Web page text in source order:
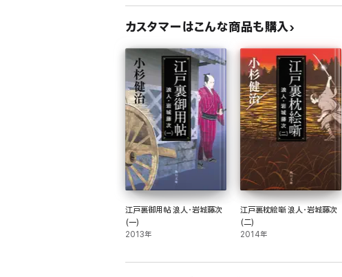
カスタマーはこんな商品も購入
江戸裏御用帖 浪人・岩城藤次
(一)
2013年
江戸裏枕絵噺 浪人・岩城藤次
(二)
2014年